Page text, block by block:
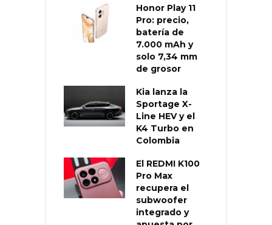
Honor Play 11
Pro: precio,
batería de
7.000 mAh y
solo 7,34 mm
de grosor
Kia lanza la
Sportage X-
Line HEV y el
K4 Turbo en
Colombia
El REDMI K100
Pro Max
recupera el
subwoofer
integrado y